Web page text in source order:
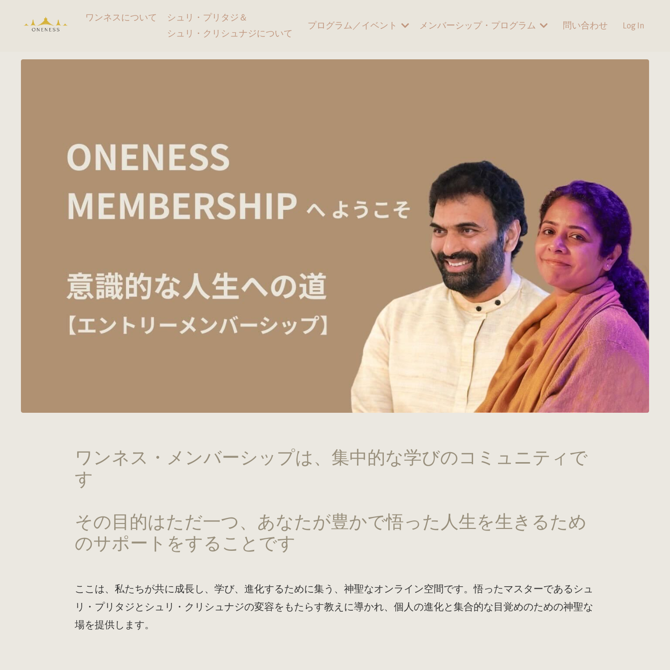
ワンネスについて
シュリ・プリタジ＆
シュリ・クリシュナジについて
プログラム／イベント メンバーシップ・プログラム 問い合わせ Log In
ワンネス・メンバーシップは、集中的な学びのコミュニティで
す
その目的はただ一つ、あなたが豊かで悟った人生を生きるため
のサポートをすることです
ここは、私たちが共に成長し、学び、進化するために集う、神聖なオンライン空間です。悟ったマスターであるシュ
リ・プリタジとシュリ・クリシュナジの変容をもたらす教えに導かれ、個人の進化と集合的な目覚めのための神聖な
場を提供します。